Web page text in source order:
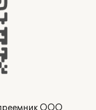
ООО